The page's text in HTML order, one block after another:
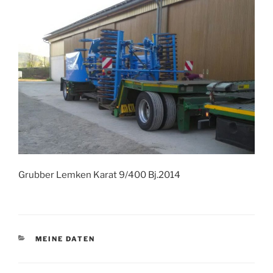
Grubber Lemken Karat 9/400 Bj.2014
KATEGORIEN
MEINE DATEN